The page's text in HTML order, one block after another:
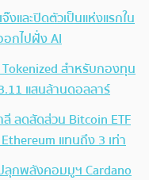
งและปิดตัวเป็นแห่งแรกใน
กไปฝั่ง AI
สำหรับกองทุน
แสนล้านดอลลาร์
ลดสัดส่วน Bitcoin ETF
แทนถึง 3 เท่า
ลุกพลังคอมมูฯ Cardano